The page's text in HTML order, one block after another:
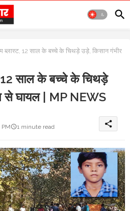
ब्लास्ट, 12 साल के बच्चे के चिथड़े उड़े, किसान गंभीर
12 साल के बच्चे के चिथड़े
से घायल | MP NEWS
1 minute read share